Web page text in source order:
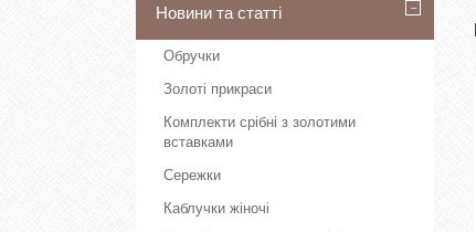
Новини та статті
Обручки
Золоті прикраси
Комплекти срібні з золотими
вставками
Сережки
Каблучки жіночі